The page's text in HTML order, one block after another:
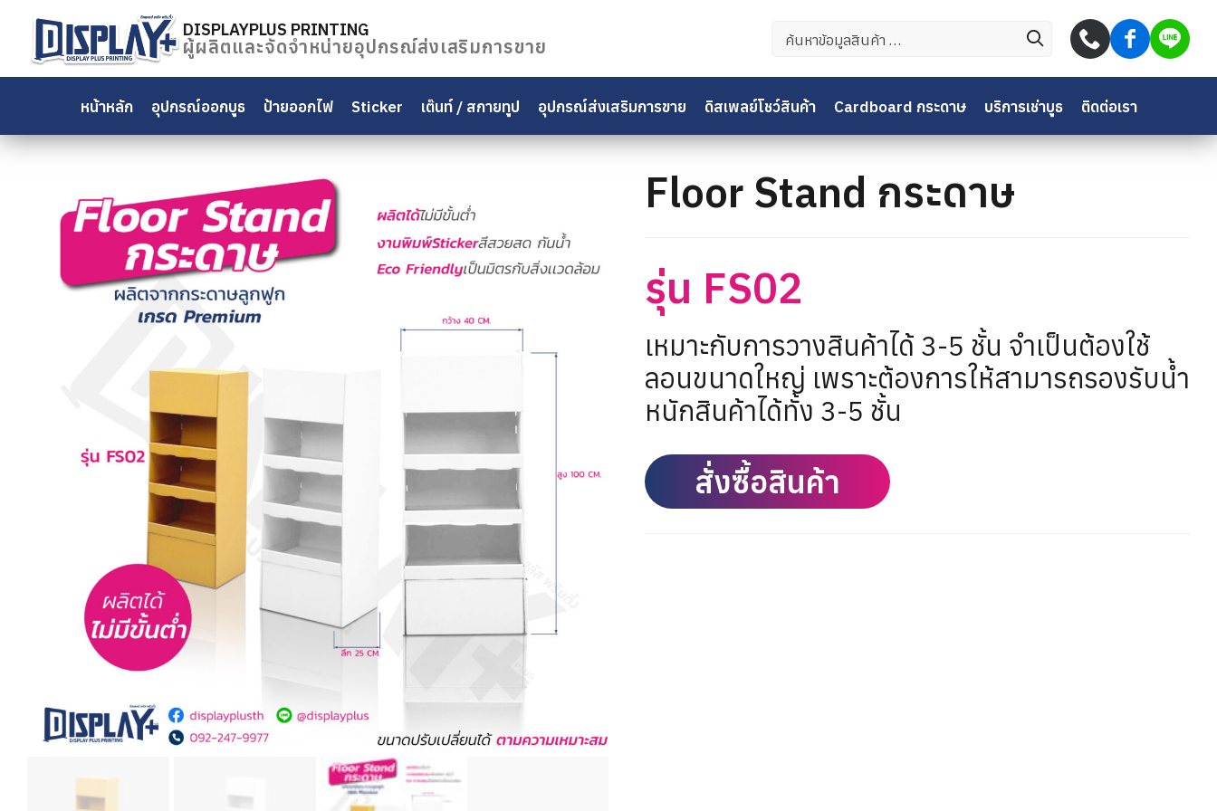
content
DISPLAYPLUS PRINTING
ผู้ผลิตและจัดจำหน่ายอุปกรณ์ส่งเสริมการขาย สำหรับ:
หน้าหลัก อุปกรณ์ออกบูธ ป้ายออกไฟ Sticker เต๊นท์ / สกายทูป อุปกรณ์ส่งเสริมการขาย ดิสเพลย์โชว์สินค้า Cardboard กระดาษ บริการเช่าบูธ ติดต่อเรา
ค้นหา
สำหรับ:
Floor Stand กระดาษ
รุ่น FS02
เหมาะกับการวางสินค้าได้ 3-5 ชั้น จำเป็นต้องใช้
ลอนขนาดใหญ่ เพราะต้องการให้สามารถรองรับน้ำ
หนักสินค้าได้ทั้ง 3-5 ชั้น
สั่งซื้อสินค้า